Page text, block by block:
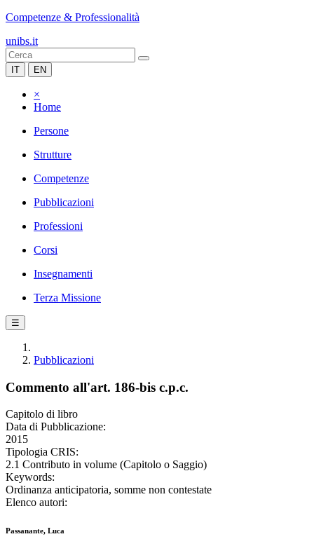
Competenze & Professionalità
unibs.it
IT EN
×
Home
Persone
Strutture
Competenze
Pubblicazioni
Professioni
Corsi
Insegnamenti
Terza Missione
☰
Pubblicazioni
Commento all'art. 186-bis c.p.c.
Capitolo di libro
Data di Pubblicazione:
2015
Tipologia CRIS:
2.1 Contributo in volume (Capitolo o Saggio)
Keywords:
Ordinanza anticipatoria, somme non contestate
Elenco autori:
Passanante, Luca